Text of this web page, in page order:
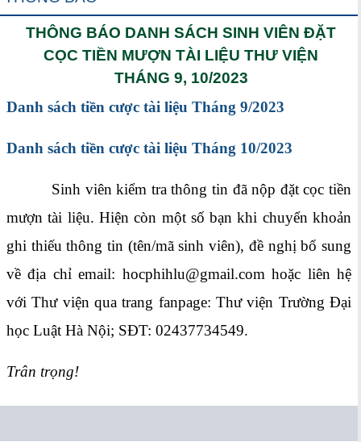
THÔNG BÁO DANH SÁCH SINH VIÊN ĐẶT
CỌC TIỀN MƯỢN TÀI LIỆU THƯ VIỆN
THÁNG 9, 10/2023
Danh sách tiền cược tài liệu Tháng 9/2023
Danh sách tiền cược tài liệu Tháng 10/2023
Sinh viên kiểm tra thông tin đã nộp đặt cọc tiền
mượn tài liệu. Hiện còn một số bạn khi chuyển khoản
ghi thiếu thông tin (tên/mã sinh viên), đề nghị bổ sung
về địa chỉ email: hocphihlu@gmail.com hoặc liên hệ
với Thư viện qua trang fanpage: Thư viện Trường Đại
học Luật Hà Nội; SĐT: 02437734549.
Trân trọng!